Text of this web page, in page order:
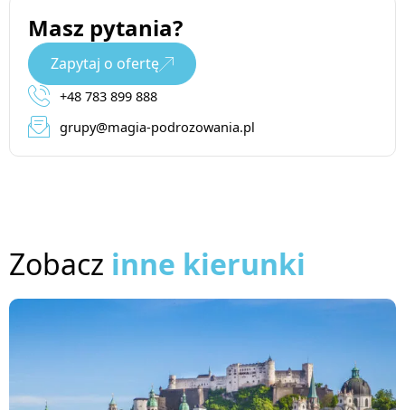
Masz pytania?
Zapytaj o ofertę
+48 783 899 888
grupy@magia-podrozowania.pl
Zobacz inne kierunki